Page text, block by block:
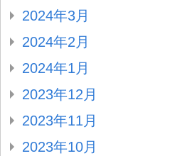
2024年3月
2024年2月
2024年1月
2023年12月
2023年11月
2023年10月